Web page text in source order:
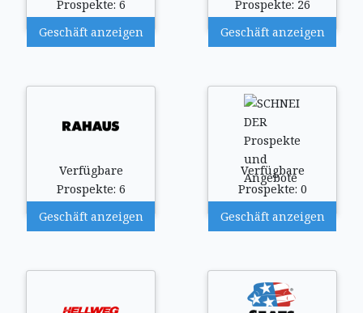
Prospekte: 6
Geschäft anzeigen
Prospekte: 26
Geschäft anzeigen
Verfügbare
Prospekte: 6
Geschäft anzeigen
Verfügbare
Prospekte: 0
Geschäft anzeigen